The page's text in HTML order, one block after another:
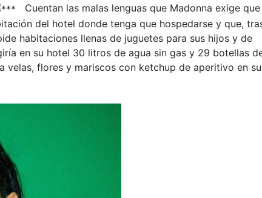
Cuentan las malas lenguas que Madonna exige que
del hotel donde tenga que hospedarse y que,
habitaciones llenas de juguetes para sus hijos y de
en su hotel 30 litros de agua sin gas y 29 botellas
velas, flores y mariscos con ketchup de aperitivo en su